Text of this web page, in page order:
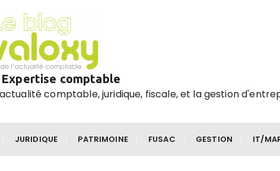
comptable
comptable, juridique, fiscale, et la gestion
JURIDIQUE PATRIMOINE FUSAC GESTION IT/